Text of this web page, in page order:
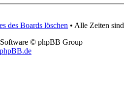
des Boards löschen • Alle Zeiten
© phpBB Group
phpBB.de